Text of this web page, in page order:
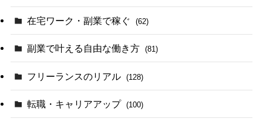
在宅ワーク・副業で稼ぐ (62)
副業で叶える自由な働き方 (81)
フリーランスのリアル (128)
転職・キャリアアップ (100)